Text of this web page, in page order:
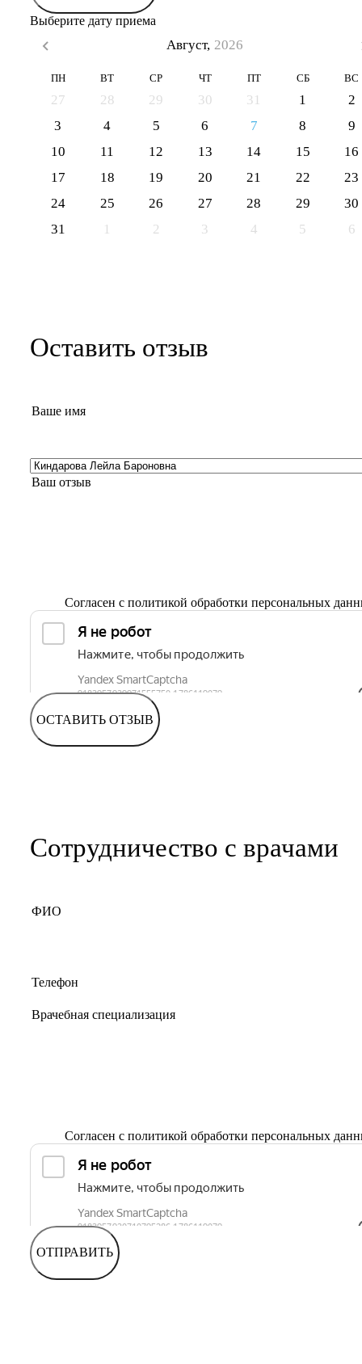
Выберите дату приема
Август, 2026
ПН ВТ СР ЧТ ПТ СБ ВС
27 28 29 30 31 1
2
3
4 5 6 7 8
9
10
11 12 13 14 15
16
17
18 19 20 21 22
23
24
25 26 27 28 29
30
31
1 2 3 4 5 6
Оставить отзыв
Согласен с политикой обработки персональных
ОСТАВИТЬ ОТЗЫВ
Сотрудничество с врачами
Согласен с политикой обработки персональных
ОТПРАВИТЬ